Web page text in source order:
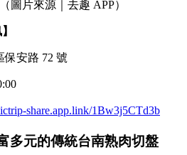
圖片來源｜去趣 APP）
保安路 72 號
share.app.link/1Bw3j5CTd3b
多元的傳統台南熟肉切盤